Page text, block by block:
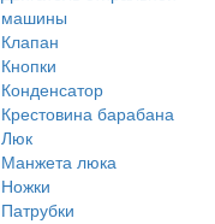
машины
Клапан
Кнопки
Конденсатор
Крестовина барабана
Люк
Манжета люка
Ножки
Патрубки